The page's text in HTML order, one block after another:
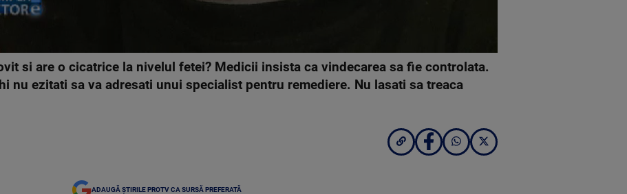
si are o cicatrice la nivelul fetei? Medicii insista ca vindecarea sa fie controlata.
nu ezitati sa va adresati unui specialist pentru remediere. Nu lasati sa treaca
ADAUGĂ ȘTIRILE PROTV CA SURSĂ PREFERATĂ